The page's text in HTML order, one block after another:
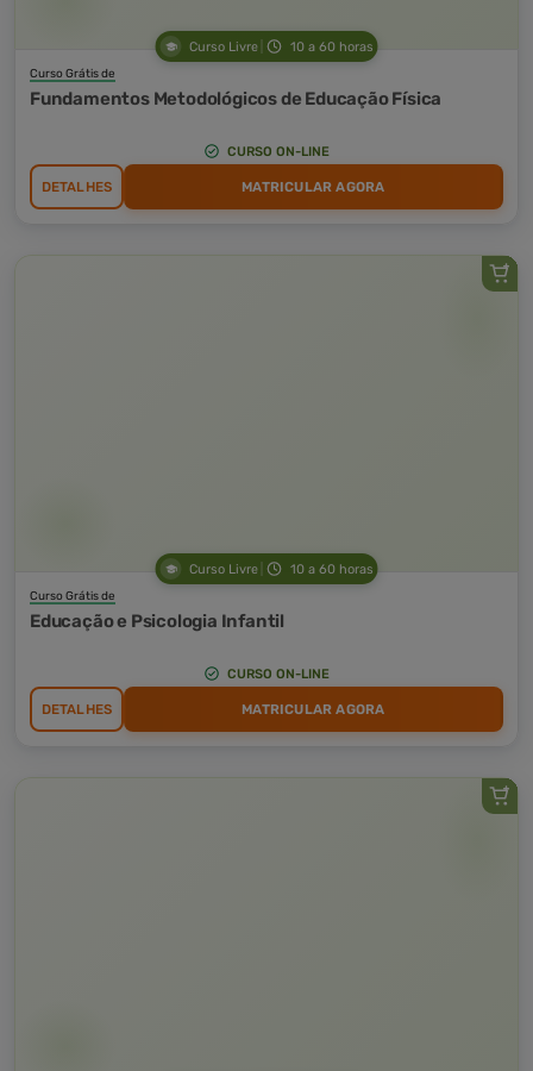
Curso Livre 10 a 60 horas
Curso Grátis de
Fundamentos Metodológicos de Educação Física
CURSO ON-LINE
DETALHES MATRICULAR AGORA
Curso Livre 10 a 60 horas
Curso Grátis de
Educação e Psicologia Infantil
CURSO ON-LINE
DETALHES MATRICULAR AGORA